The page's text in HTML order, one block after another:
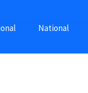
National